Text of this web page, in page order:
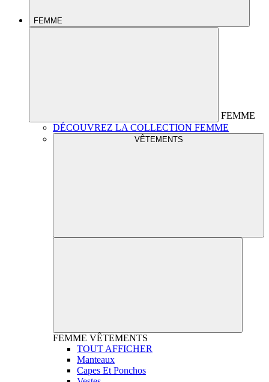
FEMME
FEMME
DÉCOUVREZ LA COLLECTION FEMME
VÊTEMENTS
FEMME VÊTEMENTS
TOUT AFFICHER
Manteaux
Capes Et Ponchos